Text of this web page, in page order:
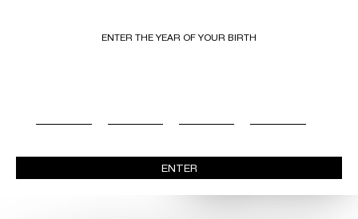
ENTER THE YEAR OF YOUR BIRTH
ENTER